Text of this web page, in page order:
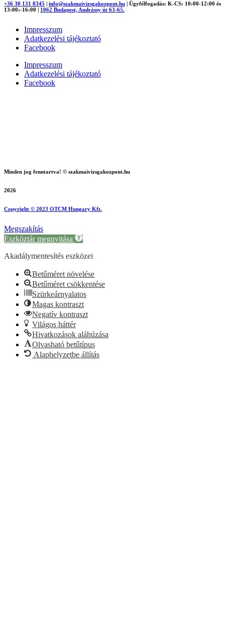
+36 30 131 0345 info@szakmaivizsgakozpont.hu
Ügyfélfogadás: K-CS: 10:00-12:00 és
13:00:-16:00
1062 Budapest, Andrássy út 63-65.
Impresszum
Adatkezelési tájékoztató
Facebook
Impresszum
Adatkezelési tájékoztató
Facebook
Minden jog fenntartva! © szakmaivizsgakozpont.hu
2026
Copyright © 2023 OTCM Hungary Kft.
Megszakítás
Eszköztár megnyitása
Akadálymentesítés eszközei
Betűméret növelése
Betűméret csökkentése
Szürkeárnyalatos
Magas kontraszt
Negatív kontraszt
Világos háttér
Hivatkozások aláhúzása
Olvasható betűtípus
Alaphelyzetbe állítás